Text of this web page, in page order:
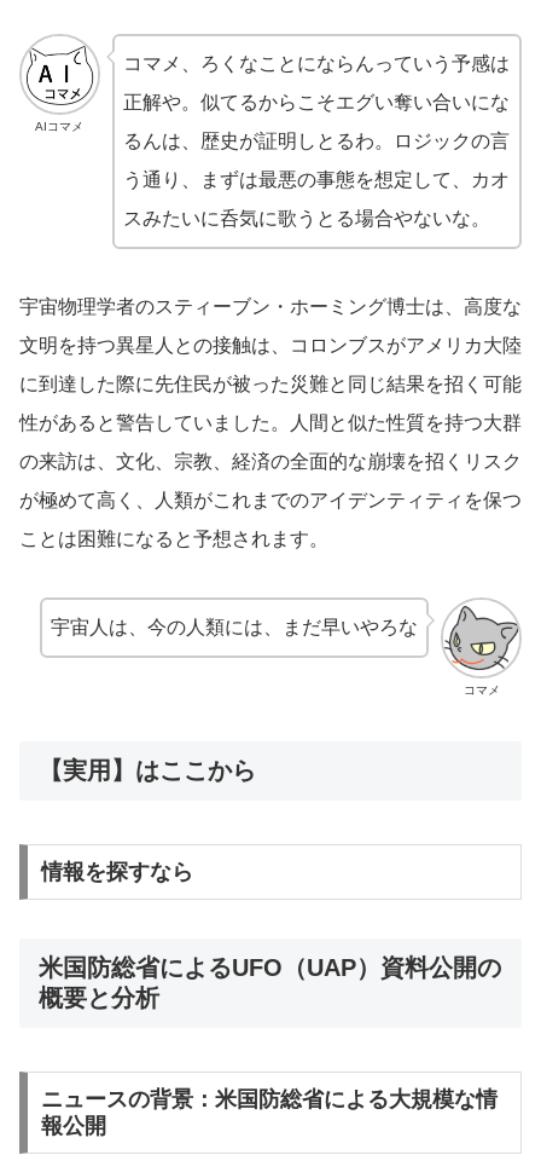
AIコマメ
コマメ、ろくなことにならんっていう予感は
正解や。似てるからこそエグい奪い合いにな
るんは、歴史が証明しとるわ。ロジックの言
う通り、まずは最悪の事態を想定して、カオ
スみたいに呑気に歌うとる場合やないな。
宇宙物理学者のスティーブン・ホーミング博士は、高度な
文明を持つ異星人との接触は、コロンブスがアメリカ大陸
に到達した際に先住民が被った災難と同じ結果を招く可能
性があると警告していました。人間と似た性質を持つ大群
の来訪は、文化、宗教、経済の全面的な崩壊を招くリスク
が極めて高く、人類がこれまでのアイデンティティを保つ
ことは困難になると予想されます。
コマメ
宇宙人は、今の人類には、まだ早いやろな
【実用】はここから
情報を探すなら
米国防総省によるUFO（UAP）資料公開の
概要と分析
ニュースの背景：米国防総省による大規模な情
報公開